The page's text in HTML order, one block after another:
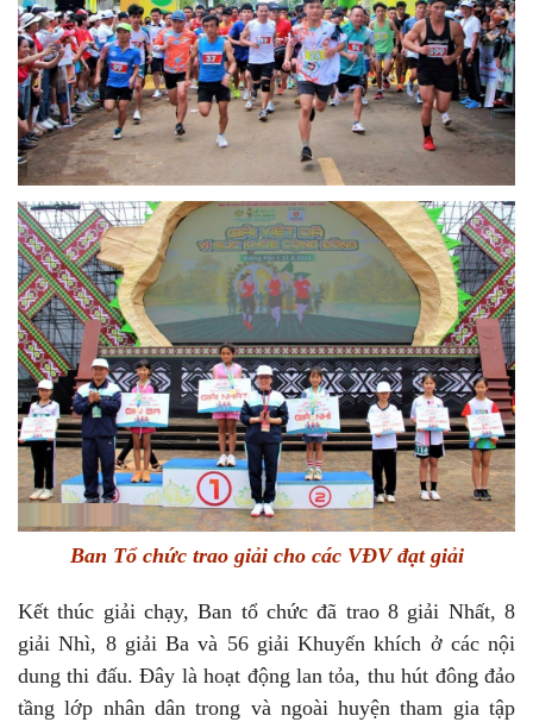
Ban Tổ chức trao giải cho các VĐV đạt giải
Kết thúc giải chạy, Ban tổ chức đã trao 8 giải Nhất, 8
giải Nhì, 8 giải Ba và 56 giải Khuyến khích ở các nội
dung thi đấu. Đây là hoạt động lan tỏa, thu hút đông đảo
tầng lớp nhân dân trong và ngoài huyện tham gia tập